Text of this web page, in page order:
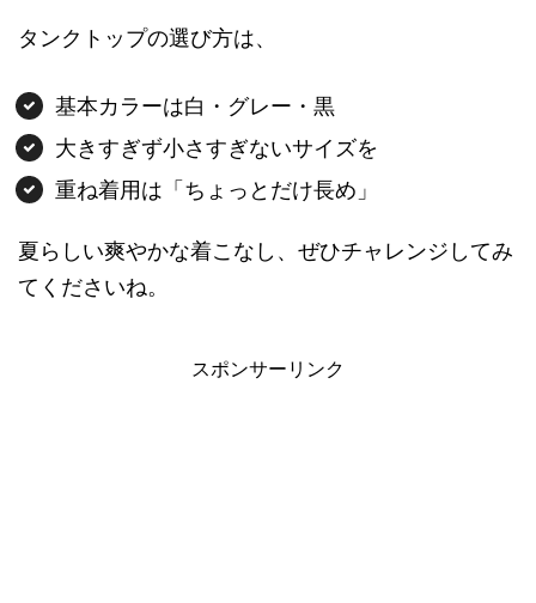
タンクトップの選び方は、
基本カラーは白・グレー・黒
大きすぎず小さすぎないサイズを
重ね着用は「ちょっとだけ長め」
夏らしい爽やかな着こなし、ぜひチャレンジしてみ
てくださいね。
スポンサーリンク